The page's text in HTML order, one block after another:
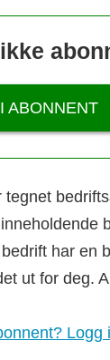
ABONNENT
tegnet
har en
ut for deg.
Logg